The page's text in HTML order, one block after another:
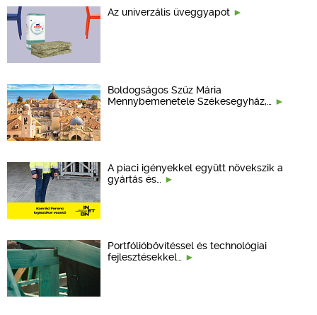
Az univerzális üveggyapot
Boldogságos Szűz Mária
Mennybemenetele Székesegyház,…
A piaci igényekkel együtt növekszik a
gyártás és…
Portfólióbővítéssel és technológiai
fejlesztésekkel…